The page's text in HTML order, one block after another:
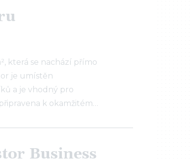
která se nachází přímo
je umístěn
a je vhodný pro
k okamžitém…
Business